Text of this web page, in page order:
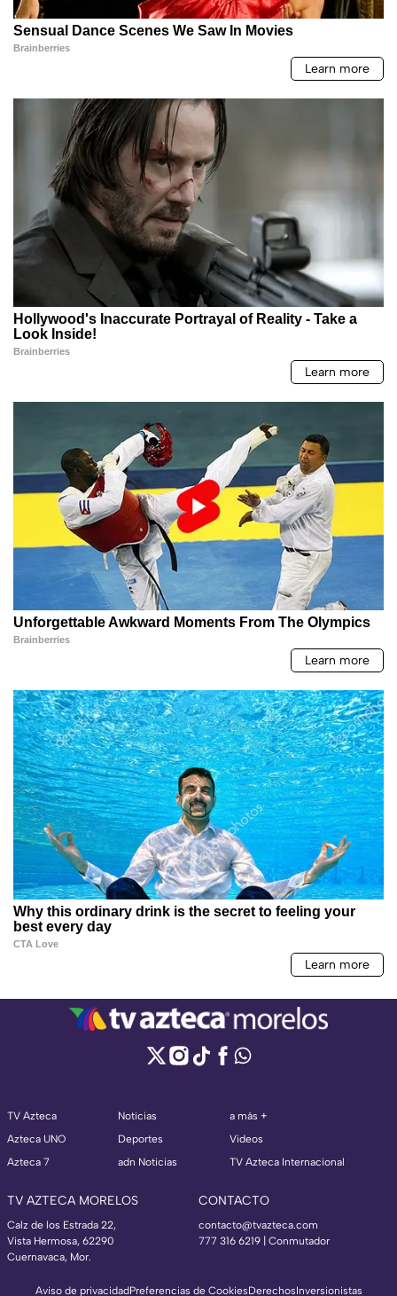
TV Azteca
Azteca UNO
Azteca 7
Noticias
Deportes
adn Noticias
a más +
Videos
TV Azteca Internacional
TV AZTECA MORELOS
Calz de los Estrada 22,
Vista Hermosa, 62290
Cuernavaca, Mor.
CONTACTO
contacto@tvazteca.com
777 316 6219 | Conmutador
Aviso de privacidadPreferencias de CookiesDerechosInversionistas